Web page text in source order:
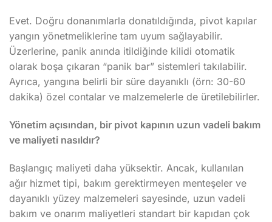
Evet. Doğru donanımlarla donatıldığında, pivot kapılar
yangın yönetmeliklerine tam uyum sağlayabilir.
Üzerlerine, panik anında itildiğinde kilidi otomatik
olarak boşa çıkaran “panik bar” sistemleri takılabilir.
Ayrıca, yangına belirli bir süre dayanıklı (örn: 30-60
dakika) özel contalar ve malzemelerle de üretilebilirler.
Yönetim açısından, bir pivot kapının uzun vadeli bakım
ve maliyeti nasıldır?
Başlangıç maliyeti daha yüksektir. Ancak, kullanılan
ağır hizmet tipi, bakım gerektirmeyen menteşeler ve
dayanıklı yüzey malzemeleri sayesinde, uzun vadeli
bakım ve onarım maliyetleri standart bir kapıdan çok